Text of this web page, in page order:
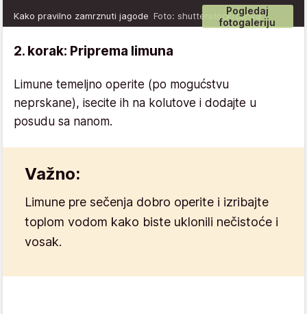
Pogledaj
fotogaleriju
Kako pravilno zamrznuti jagode Foto: shutterstock/canva
2. korak: Priprema limuna
Limune temeljno operite (po mogućstvu
neprskane), isecite ih na kolutove i dodajte u
posudu sa nanom.
Važno:
Limune pre sečenja dobro operite i izribajte
toplom vodom kako biste uklonili nečistoće i
vosak.